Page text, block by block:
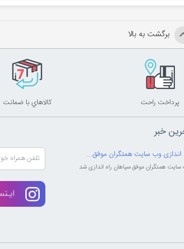
برگشت به بالا
پرداخت راحت کالاهاي با ضمانت
خبر
اندازی وب سایت همتگران موفق...
همتگران موفق سپاهان راه اندازی شد